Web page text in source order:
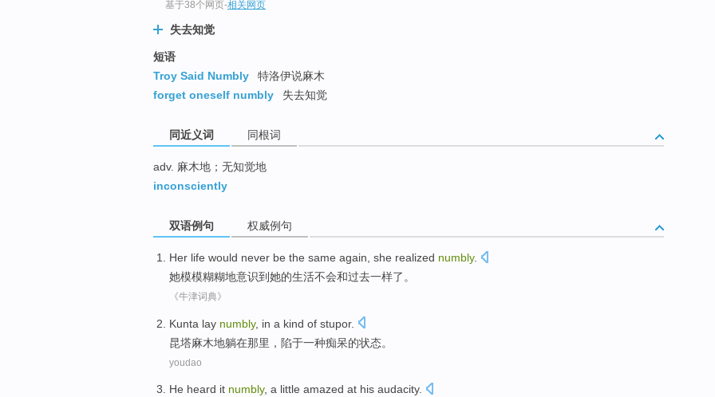
基于38个网页-相关网页
失去知觉
短语
Troy Said Numbly
特洛伊说麻木
forget oneself numbly
失去知觉
同近义词 同根词
adv. 麻木地；无知觉地
inconsciently
双语例句 权威例句
Her life would never be the same again, she realized numbly.
她模模糊糊地意识到她的生活不会和过去一样了。
《牛津词典》
Kunta lay numbly, in a kind of stupor.
昆塔麻木地躺在那里，陷于一种痴呆的状态。
youdao
He heard it numbly, a little amazed at his audacity.